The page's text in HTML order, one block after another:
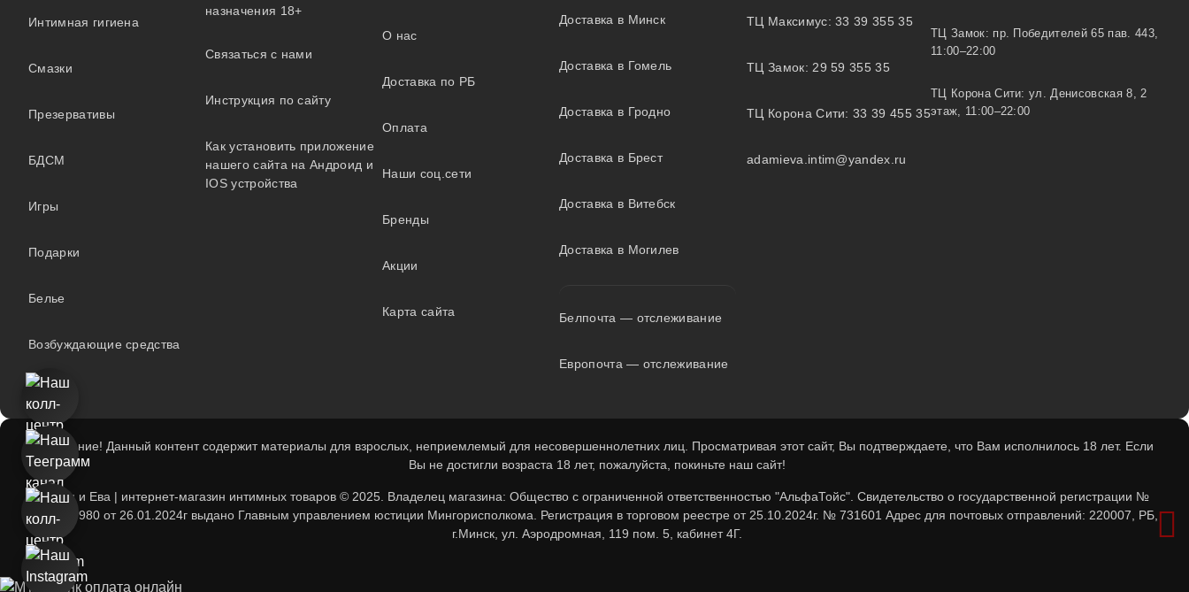
Интимная гигиена
Смазки
Презервативы
БДСМ
Игры
Подарки
Белье
Возбуждающие средства
назначения 18+
Связаться с нами
Инструкция по сайту
Как установить приложение
нашего сайта на Андроид и
IOS устройства
О нас
Доставка по РБ
Оплата
Наши соц.сети
Бренды
Акции
Карта сайта
Доставка в Минск
Доставка в Гомель
Доставка в Гродно
Доставка в Брест
Доставка в Витебск
Доставка в Могилев
Белпочта — отслеживание
Европочта — отслеживание
ТЦ Максимус: 33 39 355 35
ТЦ Замок: 29 59 355 35
ТЦ Корона Сити: 33 39 455 35
adamieva.intim@yandex.ru
ТЦ Замок: пр. Победителей 65 пав. 443,
11:00–22:00
ТЦ Корона Сити: ул. Денисовская 8, 2
этаж, 11:00–22:00
Внимание! Данный контент содержит материалы для взрослых, неприемлемый для несовершеннолетних лиц. Просматривая этот сайт, Вы подтверждаете, что Вам исполнилось 18 лет. Если
Вы не достигли возраста 18 лет, пожалуйста, покиньте наш сайт!
Адам и Ева | интернет-магазин интимных товаров © 2025. Владелец магазина: Общество с ограниченной ответственностью "АльфаТойс". Свидетельство о государственной регистрации №
193739980 от 26.01.2024г выдано Главным управлением юстиции Мингорисполкома. Регистрация в торговом реестре от 25.10.2024г. № 731601 Адрес для почтовых отправлений: 220007, РБ,
г.Минск, ул. Аэродромная, 119 пом. 5, кабинет 4Г.